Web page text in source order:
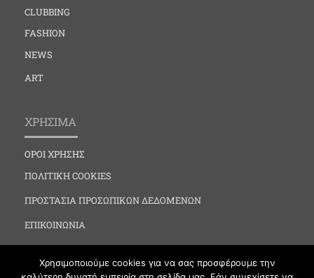
CLUBBING
FASHION
NEWS
ART
ΧΡΗΣΙΜΑ
ΟΡΟΙ ΧΡΗΣΗΣ
ΠΟΛΙΤΙΚΗ COOKIES
ΠΡΟΣΤΑΣΙΑ ΠΡΟΣΩΠΙΚΩΝ ΔΕΔΟΜΕΝΩΝ
ΕΠΙΚΟΙΝΩΝΙΑ
Χρησιμοποιούμε cookies για να σας προσφέρουμε την